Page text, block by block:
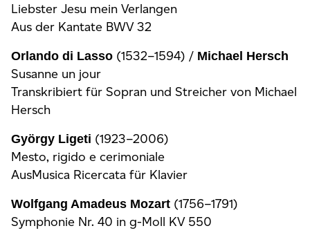
Liebster Jesu mein Verlangen
Aus der Kantate BWV 32
Orlando di Lasso (1532–1594) / Michael Hersch
Susanne un jour
Transkribiert für Sopran und Streicher von Michael
Hersch
György Ligeti (1923–2006)
Mesto, rigido e cerimoniale
AusMusica Ricercata für Klavier
Wolfgang Amadeus Mozart (1756–1791)
Symphonie Nr. 40 in g-Moll KV 550